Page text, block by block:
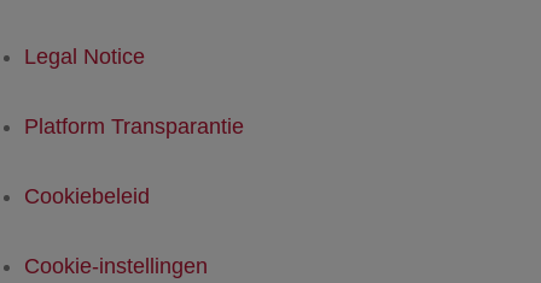
Legal Notice
Platform Transparantie
Cookiebeleid
Cookie-instellingen